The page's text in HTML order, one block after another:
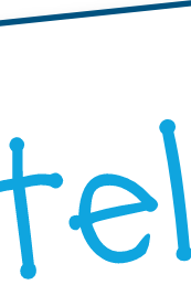
adesive con bordi ondulati